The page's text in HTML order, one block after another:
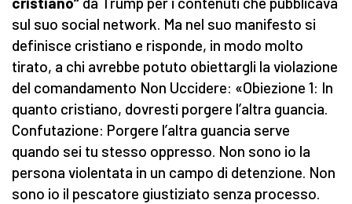
sul suo social network. Ma nel suo manifesto si
definisce cristiano e risponde, in modo molto
tirato, a chi avrebbe potuto obiettargli la violazione
del comandamento Non Uccidere: «Obiezione 1: In
quanto cristiano, dovresti porgere l’altra guancia.
Confutazione: Porgere l’altra guancia serve
quando sei tu stesso oppresso. Non sono io la
persona violentata in un campo di detenzione. Non
sono io il pescatore giustiziato senza processo.